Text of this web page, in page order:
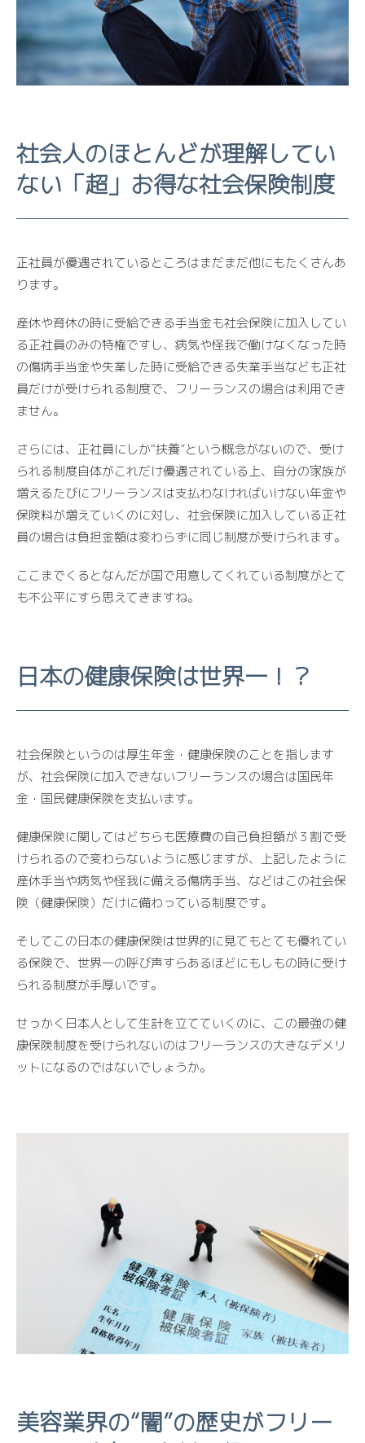
社会人のほとんどが理解してい
ない「超」お得な社会保険制度
正社員が優遇されているところはまだまだ他にもたくさんあ
ります。
産休や育休の時に受給できる手当金も社会保険に加入してい
る正社員のみの特権ですし、病気や怪我で働けなくなった時
の傷病手当金や失業した時に受給できる失業手当なども正社
員だけが受けられる制度で、フリーランスの場合は利用でき
ません。
さらには、正社員にしか“扶養”という概念がないので、受け
られる制度自体がこれだけ優遇されている上、自分の家族が
増えるたびにフリーランスは支払わなければいけない年金や
保険料が増えていくのに対し、社会保険に加入している正社
員の場合は負担金額は変わらずに同じ制度が受けられます。
ここまでくるとなんだが国で用意してくれている制度がとて
も不公平にすら思えてきますね。
日本の健康保険は世界一！？
社会保険というのは厚生年金・健康保険のことを指します
が、社会保険に加入できないフリーランスの場合は国民年
金・国民健康保険を支払います。
健康保険に関してはどちらも医療費の自己負担額が３割で受
けられるので変わらないように感じますが、上記したように
産休手当や病気や怪我に備える傷病手当、などはこの社会保
険（健康保険）だけに備わっている制度です。
そしてこの日本の健康保険は世界的に見てもとても優れてい
る保険で、世界一の呼び声すらあるほどにもしもの時に受け
られる制度が手厚いです。
せっかく日本人として生計を立てていくのに、この最強の健
康保険制度を受けられないのはフリーランスの大きなデメリ
ットになるのではないでしょうか。
美容業界の“闇”の歴史がフリー